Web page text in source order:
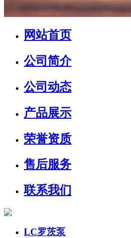
网站首页
公司简介
公司动态
产品展示
荣誉资质
售后服务
联系我们
LC罗茨泵